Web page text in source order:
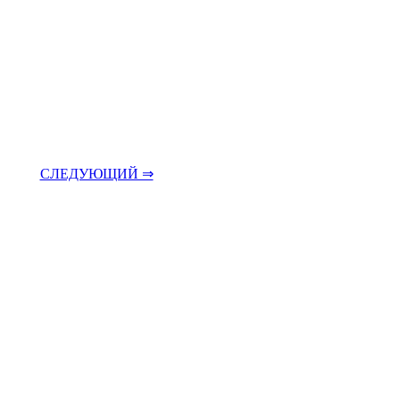
СЛЕДУЮЩИЙ ⇒